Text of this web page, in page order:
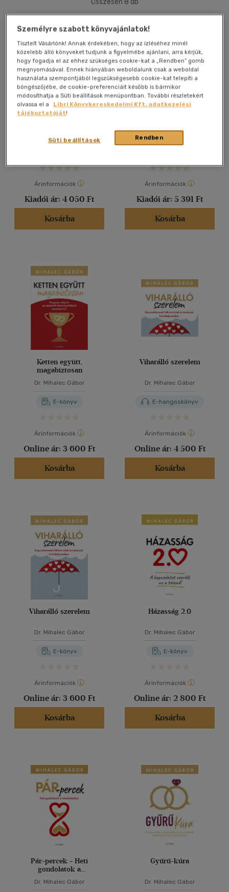
40 db / oldal
Alkalmaz
Összesen 8 db
Pár-percek a világ körül
Árinformációk
Kiadói ár: 4 050 Ft
Kosárba
Dr. Mihalec Gábor
Árinformációk
Kiadói ár: 5 391 Ft
Kosárba
Ketten együtt,
magabiztosan
Dr. Mihalec Gábor
E-könyv
Árinformációk
Online ár: 3 600 Ft
Kosárba
Viharálló szerelem
Dr. Mihalec Gábor
E-hangoskönyv
Árinformációk
Online ár: 4 500 Ft
Kosárba
Viharálló szerelem
Dr. Mihalec Gábor
E-könyv
Árinformációk
Online ár: 3 600 Ft
Kosárba
Házasság 2.0
Dr. Mihalec Gábor
E-könyv
Árinformációk
Online ár: 2 800 Ft
Kosárba
Pár-percek - Heti
gondolatok a
Dr. Mihalec Gábor
Gyűrű-kúra
Dr. Mihalec Gábor
Személyre szabott könyvajánlatok!
Tisztelt Vásárlónk! Annak érdekében, hogy az ízléséhez minél
közelebb álló könyveket tudjunk a figyelmébe ajánlani, arra kérjük,
hogy fogadja el az ehhez szükséges cookie-kat a „Rendben” gomb
megnyomásával. Ennek hiányában weboldalunk csak a weboldal
használata szempontjából legszükségesebb cookie-kat telepíti a
böngészőjébe, de cookie-preferenciáit később is bármikor
módosíthatja a Süti beállítások menüpontban. További részletekért
olvassa el a
Libri Könyvkereskedelmi Kft. adatkezelési
tájékoztatóját!
Rendben
Süti beállítások